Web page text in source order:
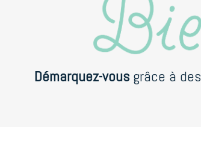
Démarquez-vousgrâce à des